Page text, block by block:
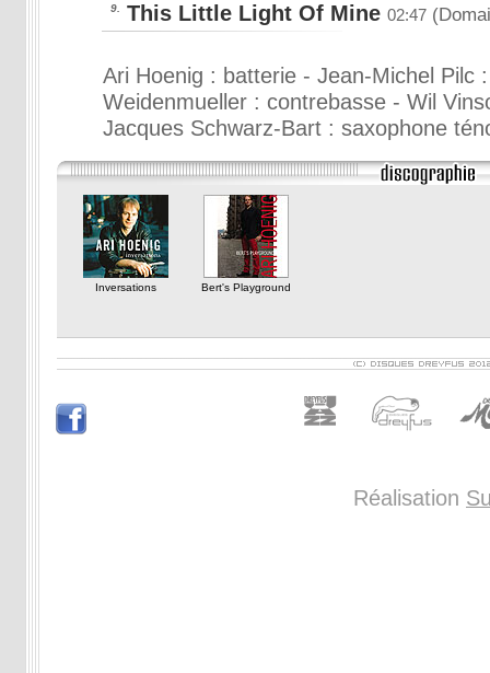
9. This Little Light Of Mine 02:47
Ari Hoenig : batterie - Jean-Michel Pilc
Weidenmueller : contrebasse - Wil
Jacques Schwarz-Bart : saxophone
Inversations Bert's Playground
Réalisation